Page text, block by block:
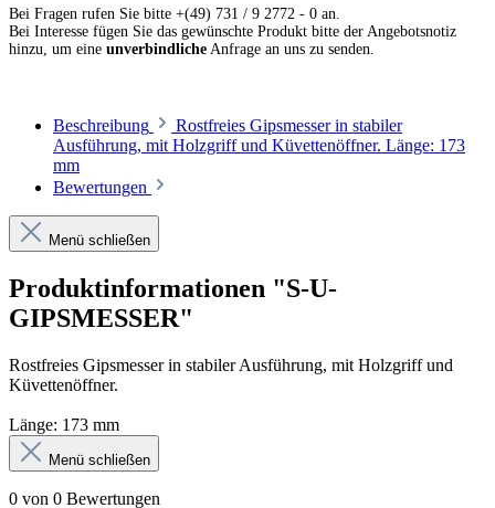
Bei Fragen rufen Sie bitte +(49) 731 / 9 2772 - 0 an.
Bei Interesse fügen Sie das gewünschte Produkt bitte der Angebotsnotiz
hinzu, um eine unverbindliche Anfrage an uns zu senden.
Beschreibung
Rostfreies Gipsmesser in stabiler
Ausführung, mit Holzgriff und Küvettenöffner. Länge: 173
mm
Bewertungen
Menü schließen
Produktinformationen "S-U-
GIPSMESSER"
Rostfreies Gipsmesser in stabiler Ausführung, mit Holzgriff und
Küvettenöffner.
Länge: 173 mm
Menü schließen
0 von 0 Bewertungen